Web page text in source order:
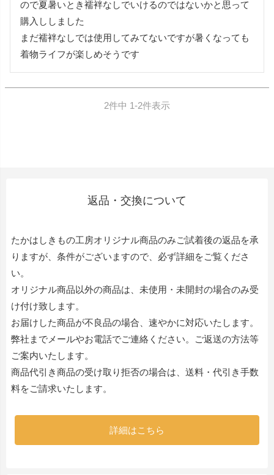
ので夏暑いとき襦袢なしでいけるのではないかと思って
購入ししました
まだ襦袢なしでは使用してみてないですが暑くなっても
着物ライフが楽しめそうです
2件中 1-2件表示
返品・交換について
たかはしきもの工房オリジナル商品のみご試着後の返品を承
りますが、条件がございますので、必ず詳細をご覧くださ
い。
オリジナル商品以外の商品は、未使用・未開封の場合のみ受
け付け致します。
お届けした商品が不良品の場合、速やかに対応いたします。
弊社までメールやお電話でご連絡ください。ご返送の方法等
ご案内いたします。
商品代引き商品の受け取り拒否の場合は、送料・代引き手数
料をご請求いたします。
詳細はこちら